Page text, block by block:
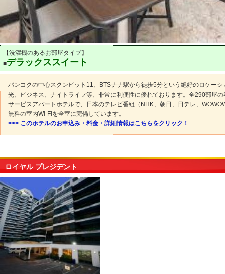
【洗濯機のあるお部屋タイプ】
■デラックススイート
バンコクの中心スクンビット11、BTSナナ駅から徒歩5分という絶好のロケーシ
光、ビジネス、ナイトライフ等、非常に利便性に優れております。全290部屋
サービスアパートホテルで、日本のテレビ番組（NHK、朝日、日テレ、
無料の室内Wi-Fiを全室に完備しています。
>>> このホテルのお申込み・料金・詳細情報はこちらをクリック！
ロイヤル プレジデント